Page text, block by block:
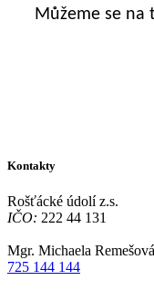
Můžeme se
Kontakty
Rošťácké údolí z.s.
IČO: 222 44 131
Mgr. Michaela Remešová
725 144 144